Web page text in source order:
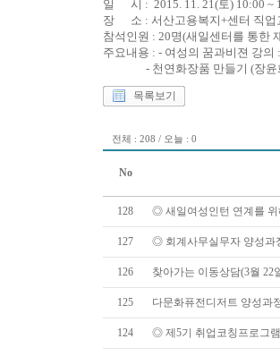
일 시 : 2015. 11. 21(토) 10:00
장 소 : 서산고용복지+센터 직업
참석인원 : 20명(새일센터를 통한
주요내용 : - 여성의 꿈과비젼 강의
- 천연화장품 만들기 (장윤
목록보기
전체 : 208 / 오늘 : 0
No
128 ◎ 새일여성인턴 연계를
127 ◎ 회계사무실무자 양성과
126 찾아가는 이동상담(3월 22
125 다문화퓨전디저트 양성과
124 ◎ 제5기 취업코칭프로그